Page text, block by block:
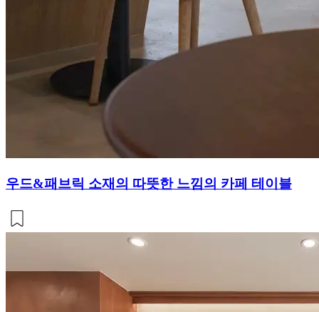
우드&패브릭 소재의 따뜻한 느낌의 카페 테이블